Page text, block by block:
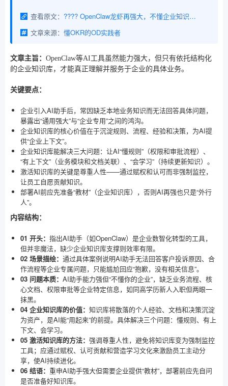
查看原文：
???? OpenClaw龙虾再强大，不懂企业知识也白搭
文章来源： 懂OKR的OD实践者
文章主旨： OpenClaw等AI工具虽然能力强大，但只有依托结构化
的企业知识库，才能真正理解并服务于企业的具体业务。
关键要点：
企业引入AI助手后，常因缺乏本地业务知识而无法回答具体问题，
暴露出“通用强大”与“企业专用”之间的鸿沟。
企业知识库的核心价值在于沉淀规则、流程、经验和决策，为AI提
供“企业上下文”。
企业知识库能解决三大问题：让AI“懂规则”（权限和审批流程）、
“有上下文”（业务模块和文档关联）、“会学习”（持续更新知识）。
激活知识库的关键是尊重人性——通过赋权和认可而非强制监控，
让员工自愿贡献知识。
部署AI前应先准备“教材”（企业知识库），否则AI再强也只是“外行
人”。
内容结构：
01 开头： 指出AI助手（如OpenClaw）是企业数智化转型的工具，
但并非魔法，缺少企业知识库支撑则效率有限。
02 场景描绘： 通过具体案例说明AI助手无法回答客户投诉原因、合
作流程等企业专属问题，只能尴尬回应“抱歉，没有相关信息”。
03 问题本质： AI助手能力强但“不懂你的企业”，缺乏业务流程、核
心文档、权限审批等企业特定信息，如同高学历新人入职但两眼一
抹黑。
04 企业知识库的价值： 知识库将散落的个人经验、文档和决策沉淀
为资产，是AI能“用起来”的前提。具体解决三个问题：懂规则、有上
下文、会学习。
05 激活知识库的方法： 强调尊重人性，避免将知识库变为强制监控
工具；应通过赋权、认可贡献和营造学习文化来激励员工主动分
享，使AI持续进化。
06 结语： 重申AI助手强大但需要企业提供“教材”，部署前应先自问
是否准备好知识库。